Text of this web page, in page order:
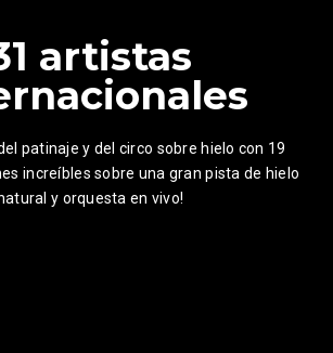
artistas
patinaje y del circo sobre hielo con 19
increíbles sobre una gran pista de hielo
y orquesta en vivo!